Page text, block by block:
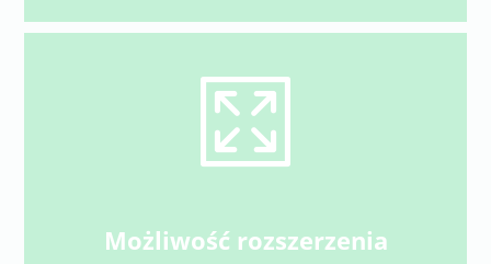
Możliwość rozszerzenia